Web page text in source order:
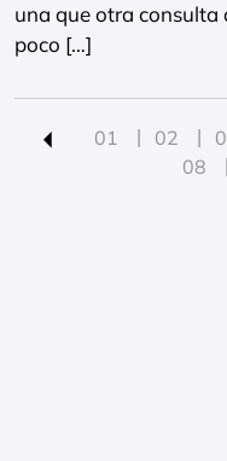
una que otra consulta
poco […]
01 02
08